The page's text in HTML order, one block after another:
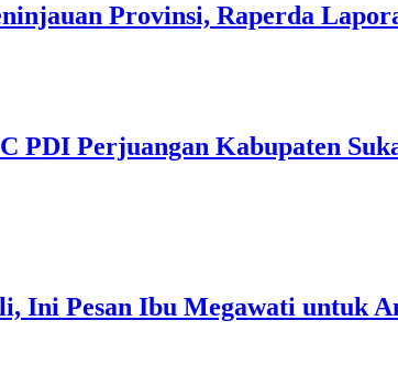
Provinsi, Raperda
PDI Perjuangan Kabupaten
Ini Pesan Ibu Megawati untuk